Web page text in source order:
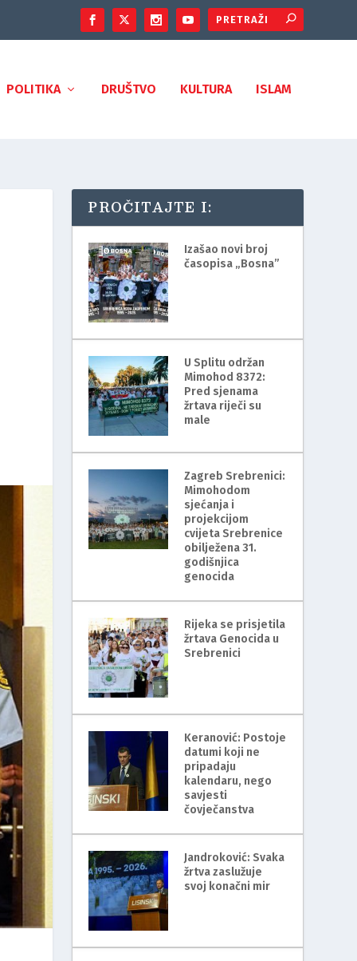
POLITIKA DRUŠTVO KULTURA ISLAM
PROČITAJTE I:
Izašao novi broj
časopisa „Bosna”
U Splitu održan
Mimohod 8372:
Pred sjenama
žrtava riječi su
male
Zagreb Srebrenici:
Mimohodom
sjećanja i
projekcijom
cvijeta Srebrenice
obilježena 31.
godišnjica
genocida
Rijeka se prisjetila
žrtava Genocida u
Srebrenici
Keranović: Postoje
datumi koji ne
pripadaju
kalendaru, nego
savjesti
čovječanstva
Jandroković: Svaka
žrtva zaslužuje
svoj konačni mir